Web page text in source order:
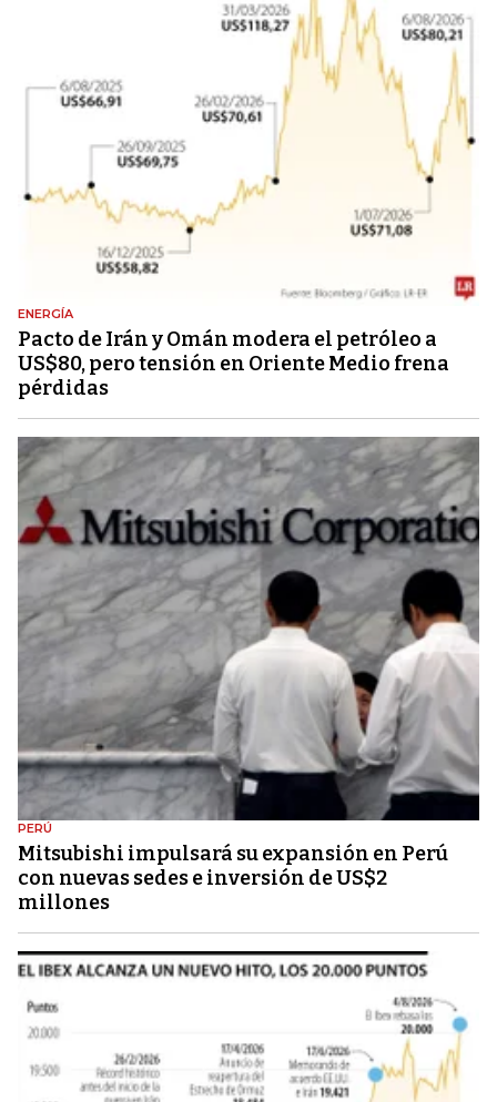
ENERGÍA
Pacto de Irán y Omán modera el petróleo a
US$80, pero tensión en Oriente Medio frena
pérdidas
PERÚ
Mitsubishi impulsará su expansión en Perú
con nuevas sedes e inversión de US$2
millones